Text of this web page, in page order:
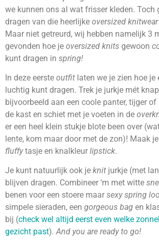
we kunnen ons al wat frisser kleden. Toch
dragen van die heerlijke oversized knitwear
Maar niet getreurd, wij hebben namelijk 3
gevonden hoe je oversized knits gewoon
kunt dragen in spring!
In deze eerste outfit laten we je zien hoe je
luchtig kunt dragen. Trek je jurkje mét
bijvoorbeeld aan een coole panter, tijger
de kast en schiet met je voeten in de
er een heel klein stukje blote been over
lente, kom maar door met de zon)! Maak je
fluffytasje en knalkleur lipstick.
Je kunt natuurlijk ook je knit jurkje (met
blijven dragen. Combineer ‘m met witte
benen voor een stoere maar sexy spring
simpele sieraden, een gorgeous bag en
bij (check wel altijd eerst even welke
gezicht past). And you are ready to go!